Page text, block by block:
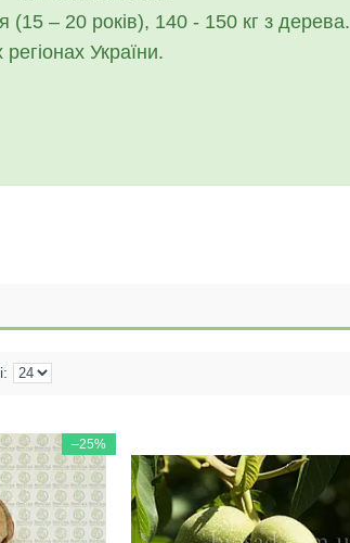
– 20 років), 140 - 150 кг з дерева.
України.
–25%